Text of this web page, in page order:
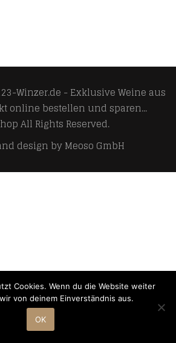
Winzer.de - Exklusive Weine aus
online bestellen und sparen...
All Rights Reserved.
design byMeoso GmbH
Cookies. Wenn du die Website weiter
von deinem Einverständnis aus.
OK